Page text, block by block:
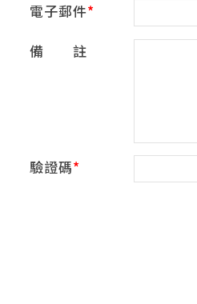
電子郵件
備 註
驗證碼